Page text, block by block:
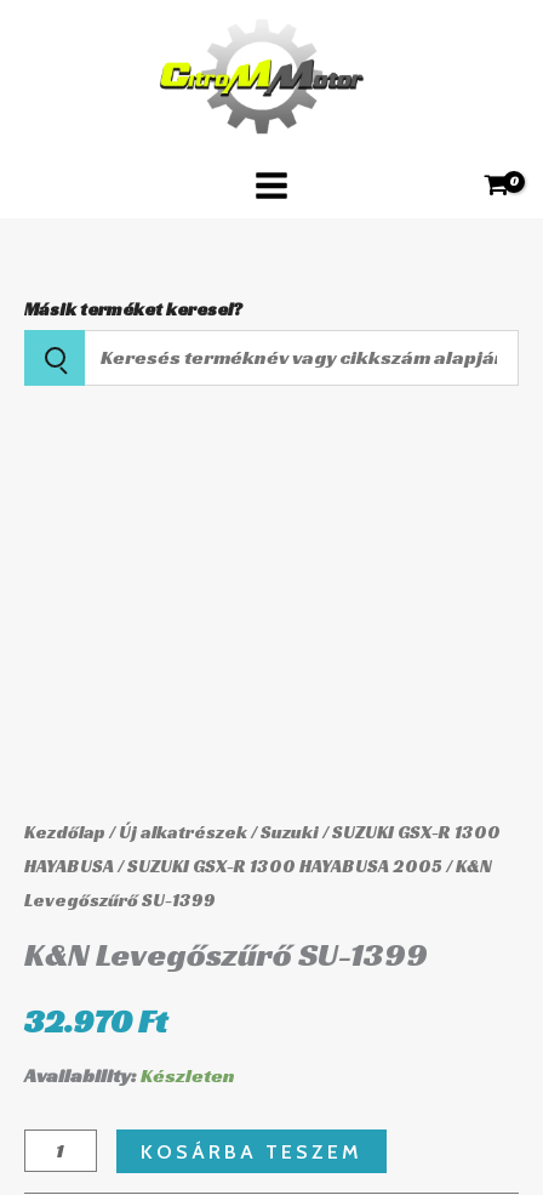
Másik terméket keresel?
Keresés
terméknév
Kezdőlap/Új alkatrészek/Suzuki/SUZUKI GSX-R 1300
HAYABUSA/SUZUKI GSX-R 1300 HAYABUSA 2005/ K&N
Levegőszűrő SU-1399
K&N Levegőszűrő SU-1399
32.970Ft
Availability:Készleten
KOSÁRBA TESZEM